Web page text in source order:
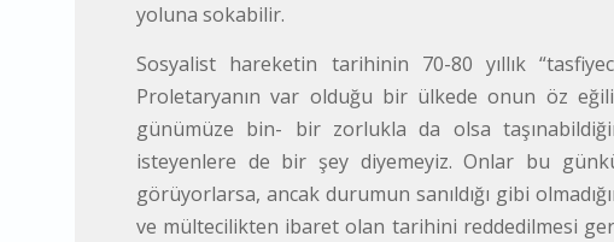
yoluna sokabilir.
Sosyalist hareketin tarihinin 70-80 yıllık
Proletaryanın var olduğu bir ülkede onun öz
günümüze bin- bir zorlukla da olsa
isteyenlere de bir şey diyemeyiz. Onlar bu
görüyorlarsa, ancak durumun sanıldığı gibi
ve mültecilikten ibaret olan tarihini reddedilmesi